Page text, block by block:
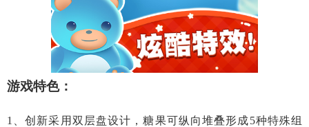
游戏特色：
1、创新采用双层盘设计，糖果可纵向堆叠形成5种特殊组